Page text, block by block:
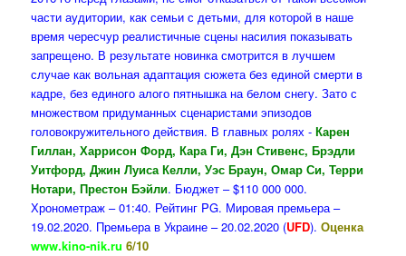
части аудитории, как семьи с детьми, для которой в наше
время чересчур реалистичные сцены насилия показывать
запрещено. В результате новинка смотрится в лучшем
случае как вольная адаптация сюжета без единой смерти в
кадре, без единого алого пятнышка на белом снегу. Зато с
множеством придуманных сценаристами эпизодов
головокружительного действия. В главных ролях - Карен
Гиллан, Харрисон Форд, Кара Ги, Дэн Стивенс, Брэдли
Уитфорд, Джин Луиса Келли, Уэс Браун, Омар Си, Терри
Нотари, Престон Бэйли. Бюджет – $110 000 000.
Хронометраж – 01:40. Рейтинг PG. Мировая премьера –
19.02.2020. Премьера в Украине – 20.02.2020 (UFD).Оценка
www.kino-nik.ru 6/10